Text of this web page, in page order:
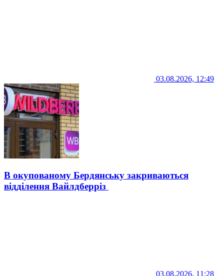
03.08.2026, 12:49
В окупованому Бердянську закриваються
відділення Вайлдберріз
03.08.2026, 11:28